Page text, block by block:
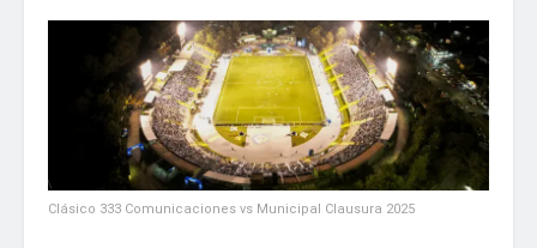
Clásico 333 Comunicaciones vs Municipal Clausura 2025